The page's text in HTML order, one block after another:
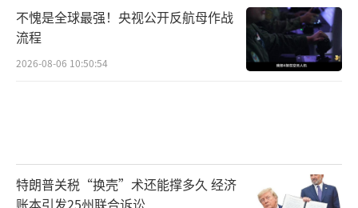
不愧是全球最强！央视公开反航母作战
流程
2026-08-06 10:50:54
特朗普关税“换壳”术还能撑多久 经济
账本引发25州联合诉讼